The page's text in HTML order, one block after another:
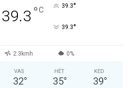
39.3 °C 39.3°
39.3°
2.3kmh 0%
VAS
32°
HÉT
35°
KED
39°